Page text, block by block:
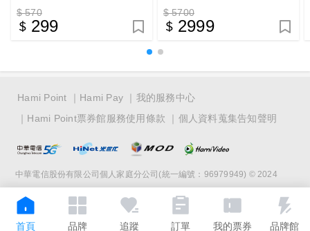
首頁 品牌 追蹤 訂單 我的票券 品牌館
$ 570
299
$ 5700
2999
Hami Point Hami Pay
我的服務中心
Hami Point票券館服務使用條款
個人資料蒐集告知聲明
中華電信股份有限公司個人家庭分公司(統一編號：96979949) © 2024